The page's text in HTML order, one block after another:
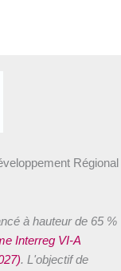
Régional
à hauteur de 65 %
Interreg VI-A
. L'objectif de